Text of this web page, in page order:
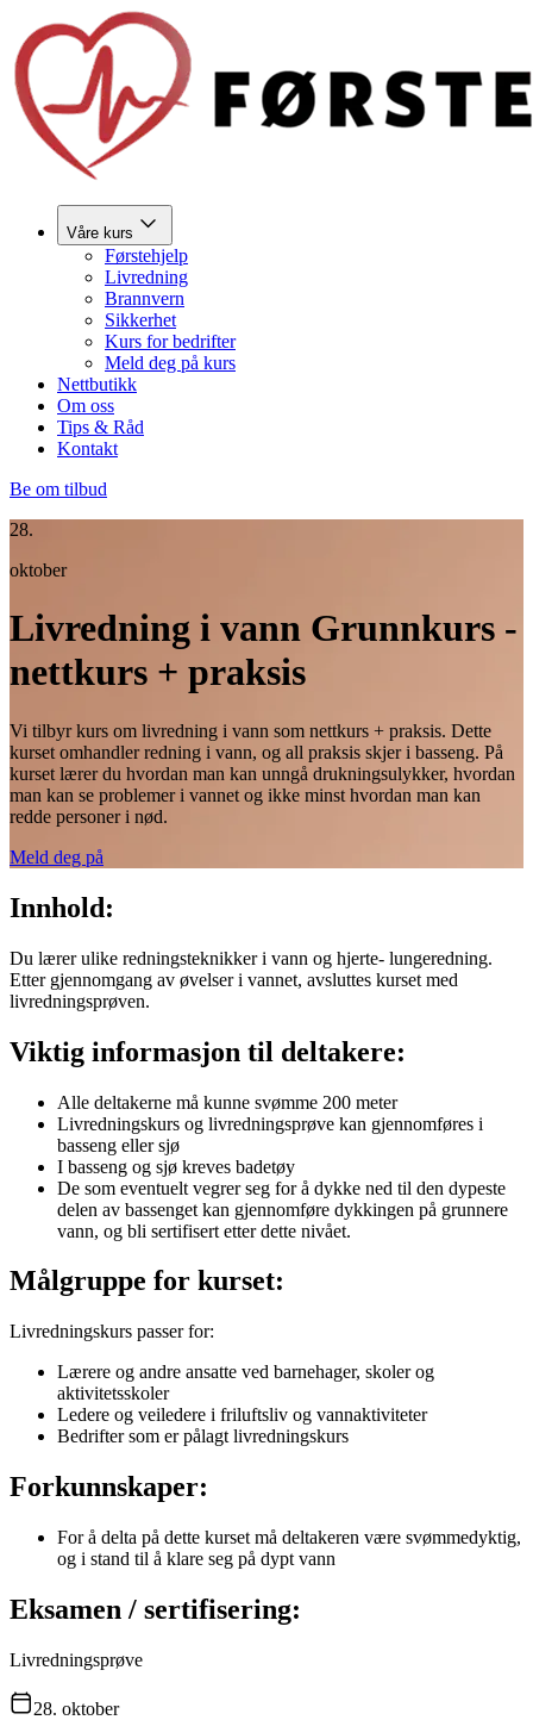
Våre kurs
Førstehjelp
Livredning
Brannvern
Sikkerhet
Kurs for bedrifter
Meld deg på kurs
Nettbutikk
Om oss
Tips & Råd
Kontakt
Be om tilbud
28.
oktober
Livredning i vann Grunnkurs -
nettkurs + praksis
Vi tilbyr kurs om livredning i vann som nettkurs + praksis. Dette
kurset omhandler redning i vann, og all praksis skjer i basseng. På
kurset lærer du hvordan man kan unngå drukningsulykker, hvordan
man kan se problemer i vannet og ikke minst hvordan man kan
redde personer i nød.
Meld deg på
Innhold:
Du lærer ulike redningsteknikker i vann og hjerte- lungeredning.
Etter gjennomgang av øvelser i vannet, avsluttes kurset med
livredningsprøven.
Viktig informasjon til deltakere:
Alle deltakerne må kunne svømme 200 meter
Livredningskurs og livredningsprøve kan gjennomføres i
basseng eller sjø
I basseng og sjø kreves badetøy
De som eventuelt vegrer seg for å dykke ned til den dypeste
delen av bassenget kan gjennomføre dykkingen på grunnere
vann, og bli sertifisert etter dette nivået.
Målgruppe for kurset:
Livredningskurs passer for:
Lærere og andre ansatte ved barnehager, skoler og
aktivitetsskoler
Ledere og veiledere i friluftsliv og vannaktiviteter
Bedrifter som er pålagt livredningskurs
Forkunnskaper:
For å delta på dette kurset må deltakeren være svømmedyktig,
og i stand til å klare seg på dypt vann
Eksamen / sertifisering:
Livredningsprøve
28. oktober